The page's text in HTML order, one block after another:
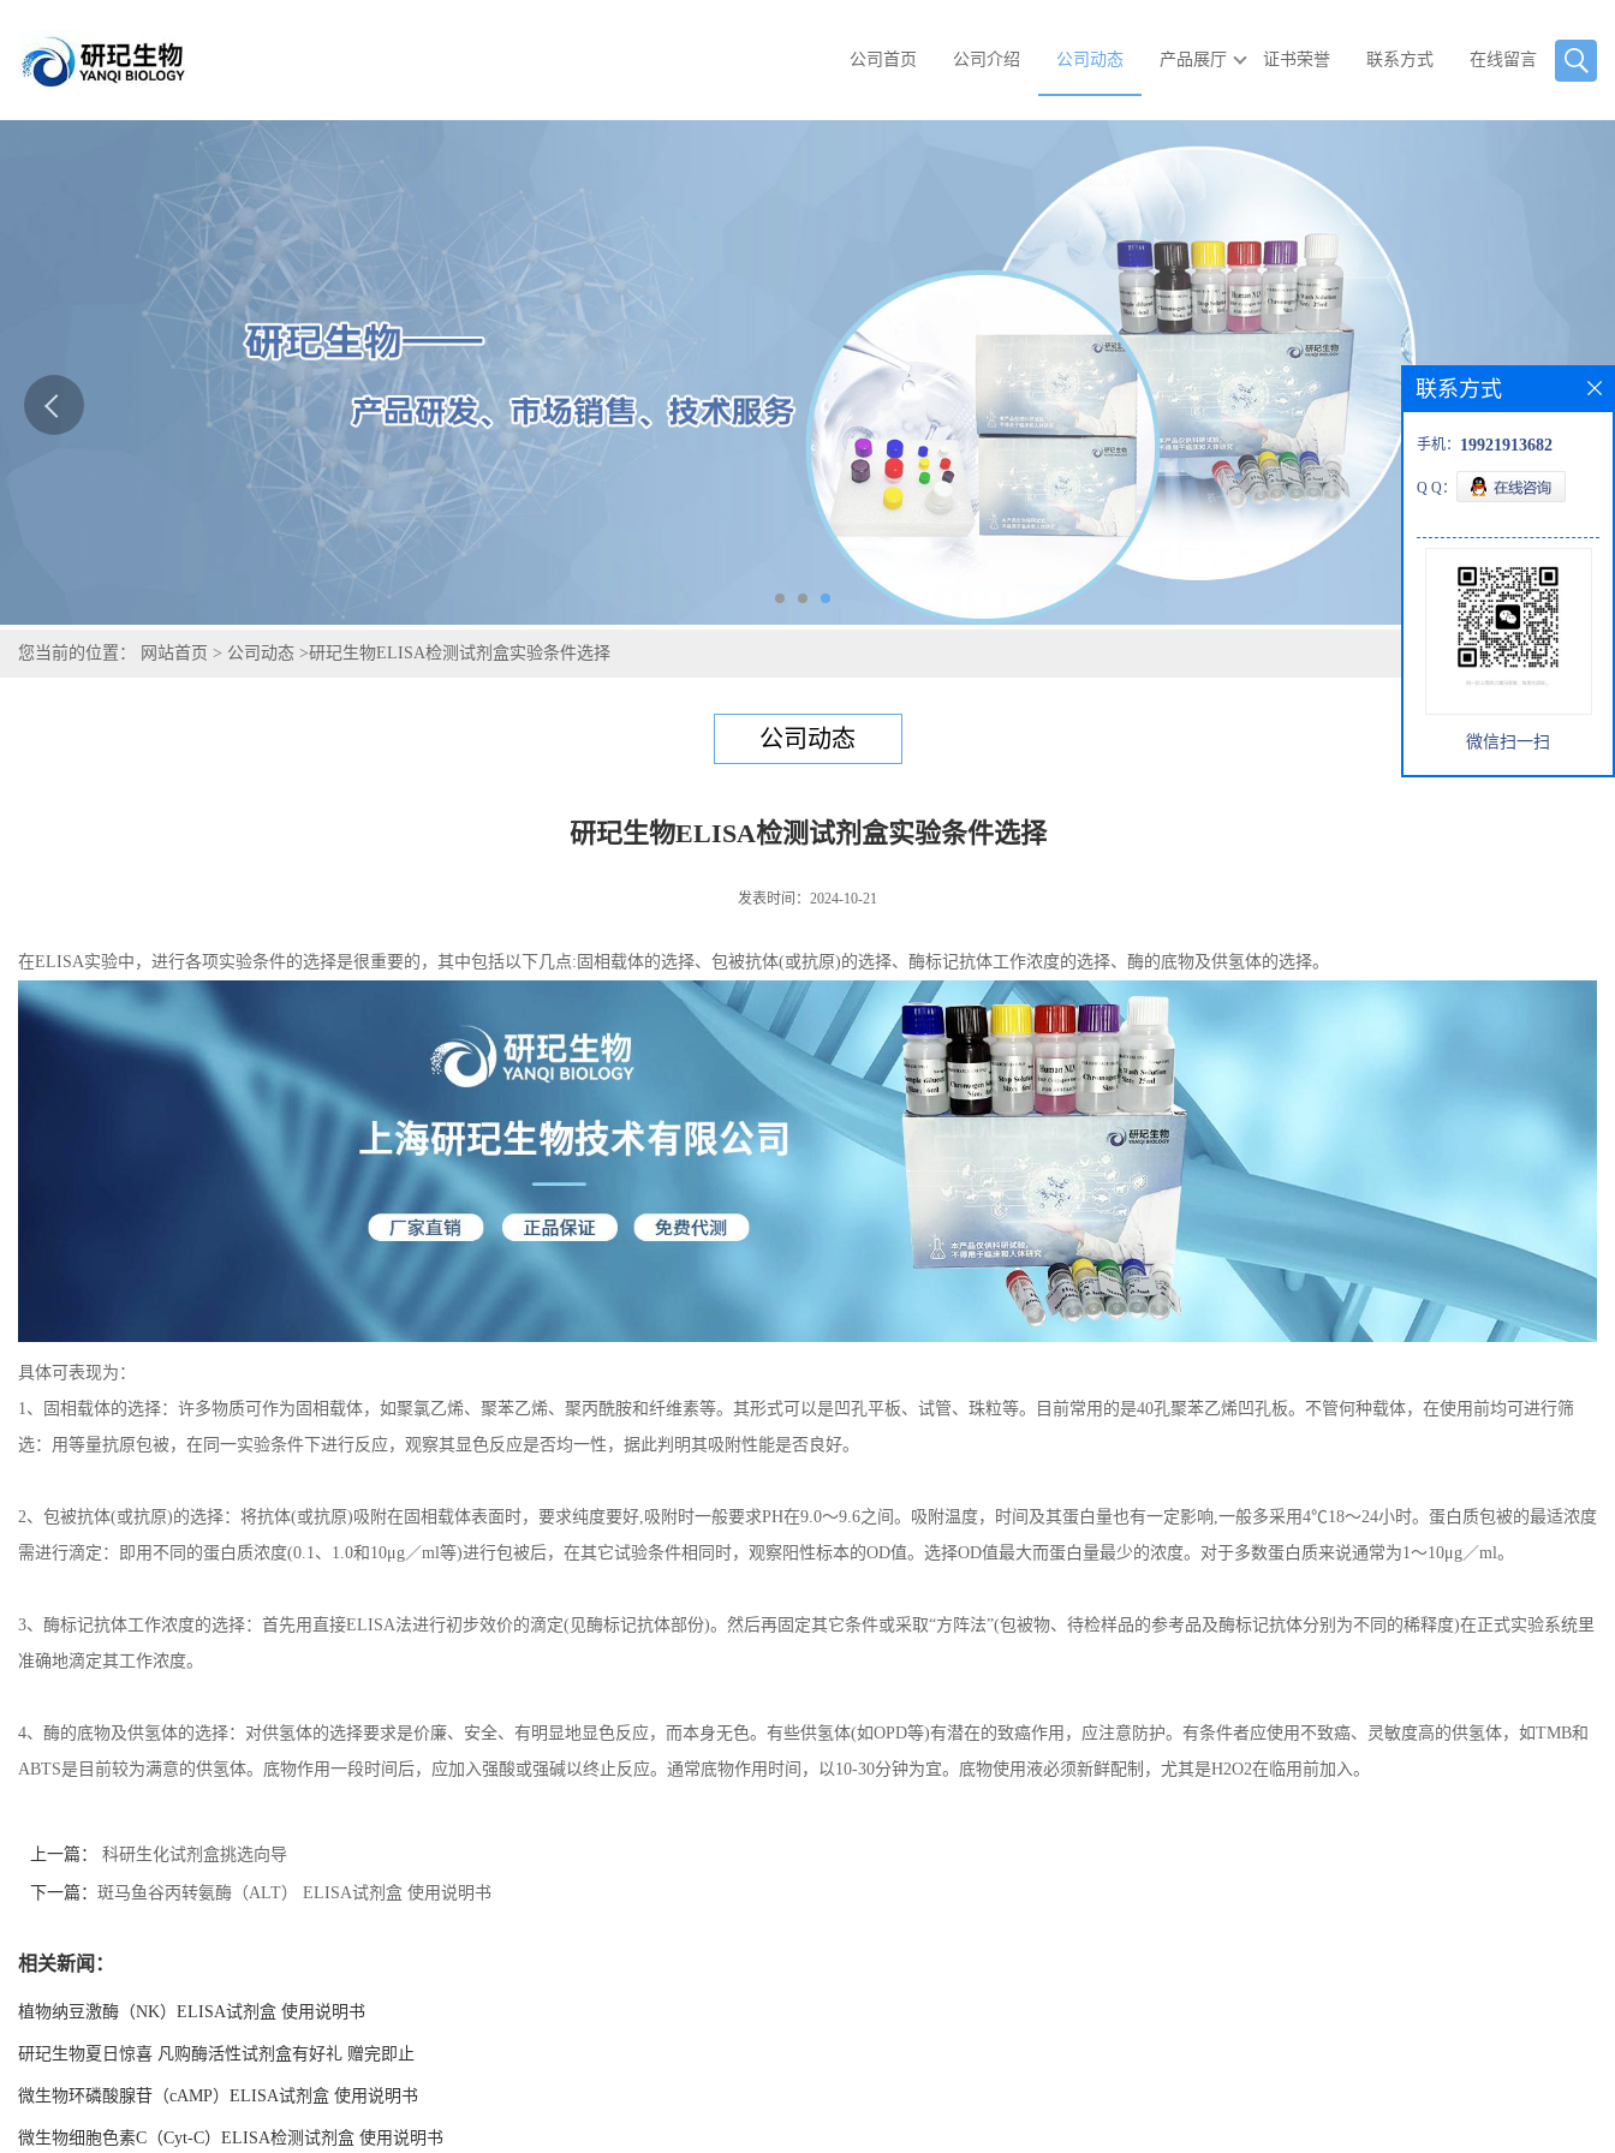
公司首页 公司介绍 公司动态 产品展厅 证书荣誉 联系方式 在线留言
您当前的位置： 网站首页 > 公司动态 >研玘生物ELISA检测试剂盒实验条件选择
公司动态
研玘生物ELISA检测试剂盒实验条件选择
发表时间：2024-10-21
在ELISA实验中，进行各项实验条件的选择是很重要的，其中包括以下几点: 固相载体的选择、 包被抗体(或抗原)的选择、 酶标记抗体工作浓度的选择、 酶的底物及供氢体的选择。
具体可表现为：
1、固相载体的选择：许多物质可作为固相载体，如聚氯乙烯、聚苯乙烯、聚丙酰胺和纤维素等。其形式可以是凹孔平板、试管、珠粒等。目前常用的是40孔聚苯乙烯凹孔板。不管何种载体，在使用前均可进行筛
选：用等量抗原包被，在同一实验条件下进行反应，观察其显色反应是否均一性，据此判明其吸附性能是否良好。
2、包被抗体(或抗原)的选择：将抗体(或抗原)吸附在固相载体表面时，要求纯度要好,吸附时一般要求PH在9.0～9.6之间。吸附温度，时间及其蛋白量也有一定影响,一般多采用4℃18～24小时。蛋白质包被的最适浓度
需进行滴定：即用不同的蛋白质浓度(0.1、1.0和10μg／ml等)进行包被后，在其它试验条件相同时，观察阳性标本的OD值。选择OD值最大而蛋白量最少的浓度。对于多数蛋白质来说通常为1～10μg／ml。
3、酶标记抗体工作浓度的选择：首先用直接ELISA法进行初步效价的滴定(见酶标记抗体部份)。然后再固定其它条件或采取“方阵法”(包被物、待检样品的参考品及酶标记抗体分别为不同的稀释度)在正式实验系统里
准确地滴定其工作浓度。
4、酶的底物及供氢体的选择：对供氢体的选择要求是价廉、安全、有明显地显色反应，而本身无色。有些供氢体(如OPD等)有潜在的致癌作用，应注意防护。有条件者应使用不致癌、灵敏度高的供氢体，如TMB和
ABTS是目前较为满意的供氢体。底物作用一段时间后，应加入强酸或强碱以终止反应。通常底物作用时间，以10-30分钟为宜。底物使用液必须新鲜配制，尤其是H2O2在临用前加入。
上一篇： 科研生化试剂盒挑选向导
下一篇： 斑马鱼谷丙转氨酶（ALT） ELISA试剂盒 使用说明书
相关新闻：
植物纳豆激酶（NK）ELISA试剂盒 使用说明书
研玘生物夏日惊喜 凡购酶活性试剂盒有好礼 赠完即止
微生物环磷酸腺苷（cAMP）ELISA试剂盒 使用说明书
微生物细胞色素C（Cyt-C）ELISA检测试剂盒 使用说明书
联系方式
手机： 19921913682
Q Q：
微信扫一扫